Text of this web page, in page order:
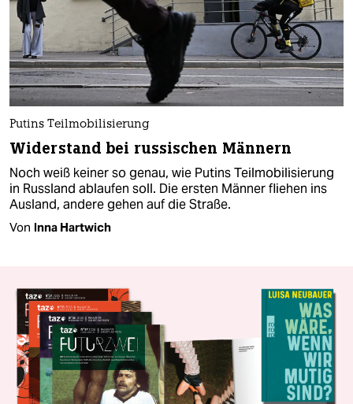
Putins Teilmobilisierung
Widerstand bei russischen Männern
Noch weiß keiner so genau, wie Putins Teilmobilisierung
in Russland ablaufen soll. Die ersten Männer fliehen ins
Ausland, andere gehen auf die Straße.
Von Inna Hartwich